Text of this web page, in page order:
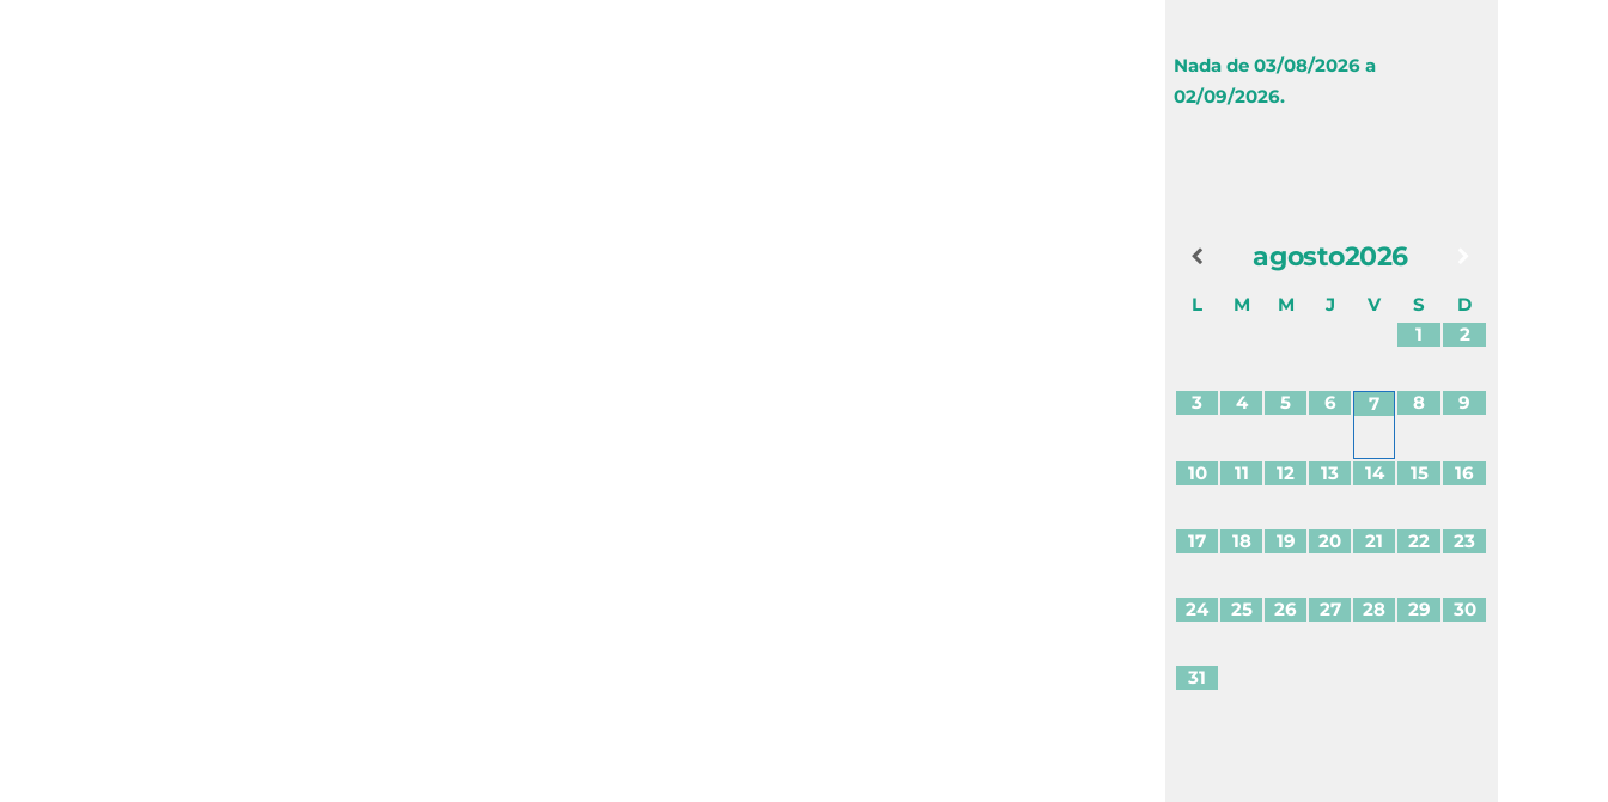
Nada de 03/08/2026 a
02/09/2026.
agosto2026
L M M J V S
D
1
2
3 4 5 6 7 8 9
10 11 12 13 14 15 16
17 18 19 20 21 22 23
24 25 26 27 28 29 30
31